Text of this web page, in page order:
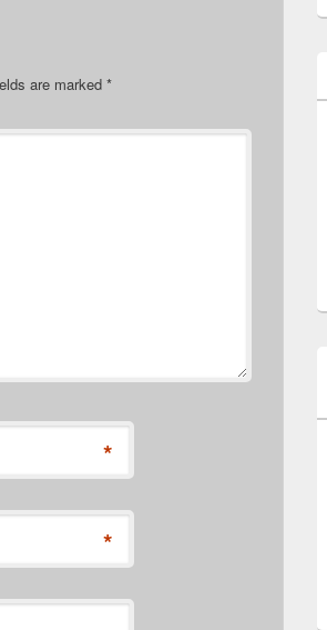
are marked *
*
*